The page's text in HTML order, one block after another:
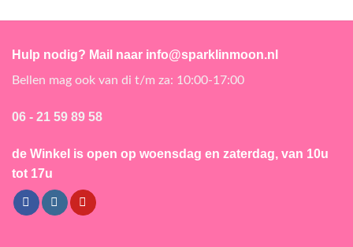
Hulp nodig? Mail naar info@sparklinmoon.nl
Bellen mag ook van di t/m za: 10:00-17:00
06 - 21 59 89 58
de Winkel is open op woensdag en zaterdag, van 10u
tot 17u